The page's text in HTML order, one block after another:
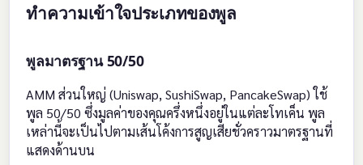
ทำความเข้าใจประเภทของพูล
พูลมาตรฐาน 50/50
AMM ส่วนใหญ่ (Uniswap, SushiSwap, PancakeSwap) ใช้
พูล 50/50 ซึ่งมูลค่าของคุณครึ่งหนึ่งอยู่ในแต่ละโทเค็น พูล
เหล่านี้จะเป็นไปตามเส้นโค้งการสูญเสียชั่วคราวมาตรฐานที่
แสดงด้านบน